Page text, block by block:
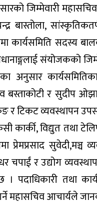
जिम्मेवारी
बास्तोला,
कार्यसमिति सदस्य
संयोजकको
अनुसार
बस्ताकोटी र सुदीप
र टिकट व्यवस्थापन
विद्युत तथा
प्रेमप्रसाद
चपाईं र उद्योग
। पदाधिकारी तथा
आचार्यले